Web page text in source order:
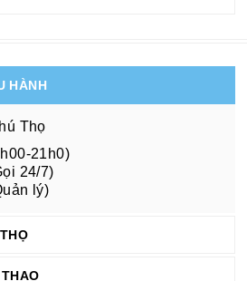
HÀNH
Thọ
21h0)
24/7)
lý)